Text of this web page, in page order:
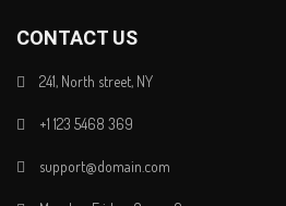
CONTACT US
241, North street, NY
+1 123 5468 369
support@domain.com